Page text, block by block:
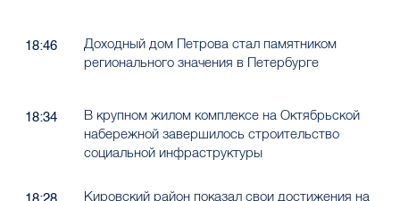
18:46
Доходный дом Петрова стал памятником
регионального значения в Петербурге
18:34
В крупном жилом комплексе на Октябрьской
набережной завершилось строительство
социальной инфраструктуры
Кировский район показал свои достижения на